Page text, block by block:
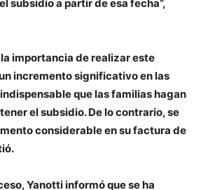
subsidio a partir de esa fecha”,
importancia de realizar este
incremento significativo en las
que las familias hagan
el subsidio. De lo contrario, se
considerable en su factura de
Yanotti informó que se ha